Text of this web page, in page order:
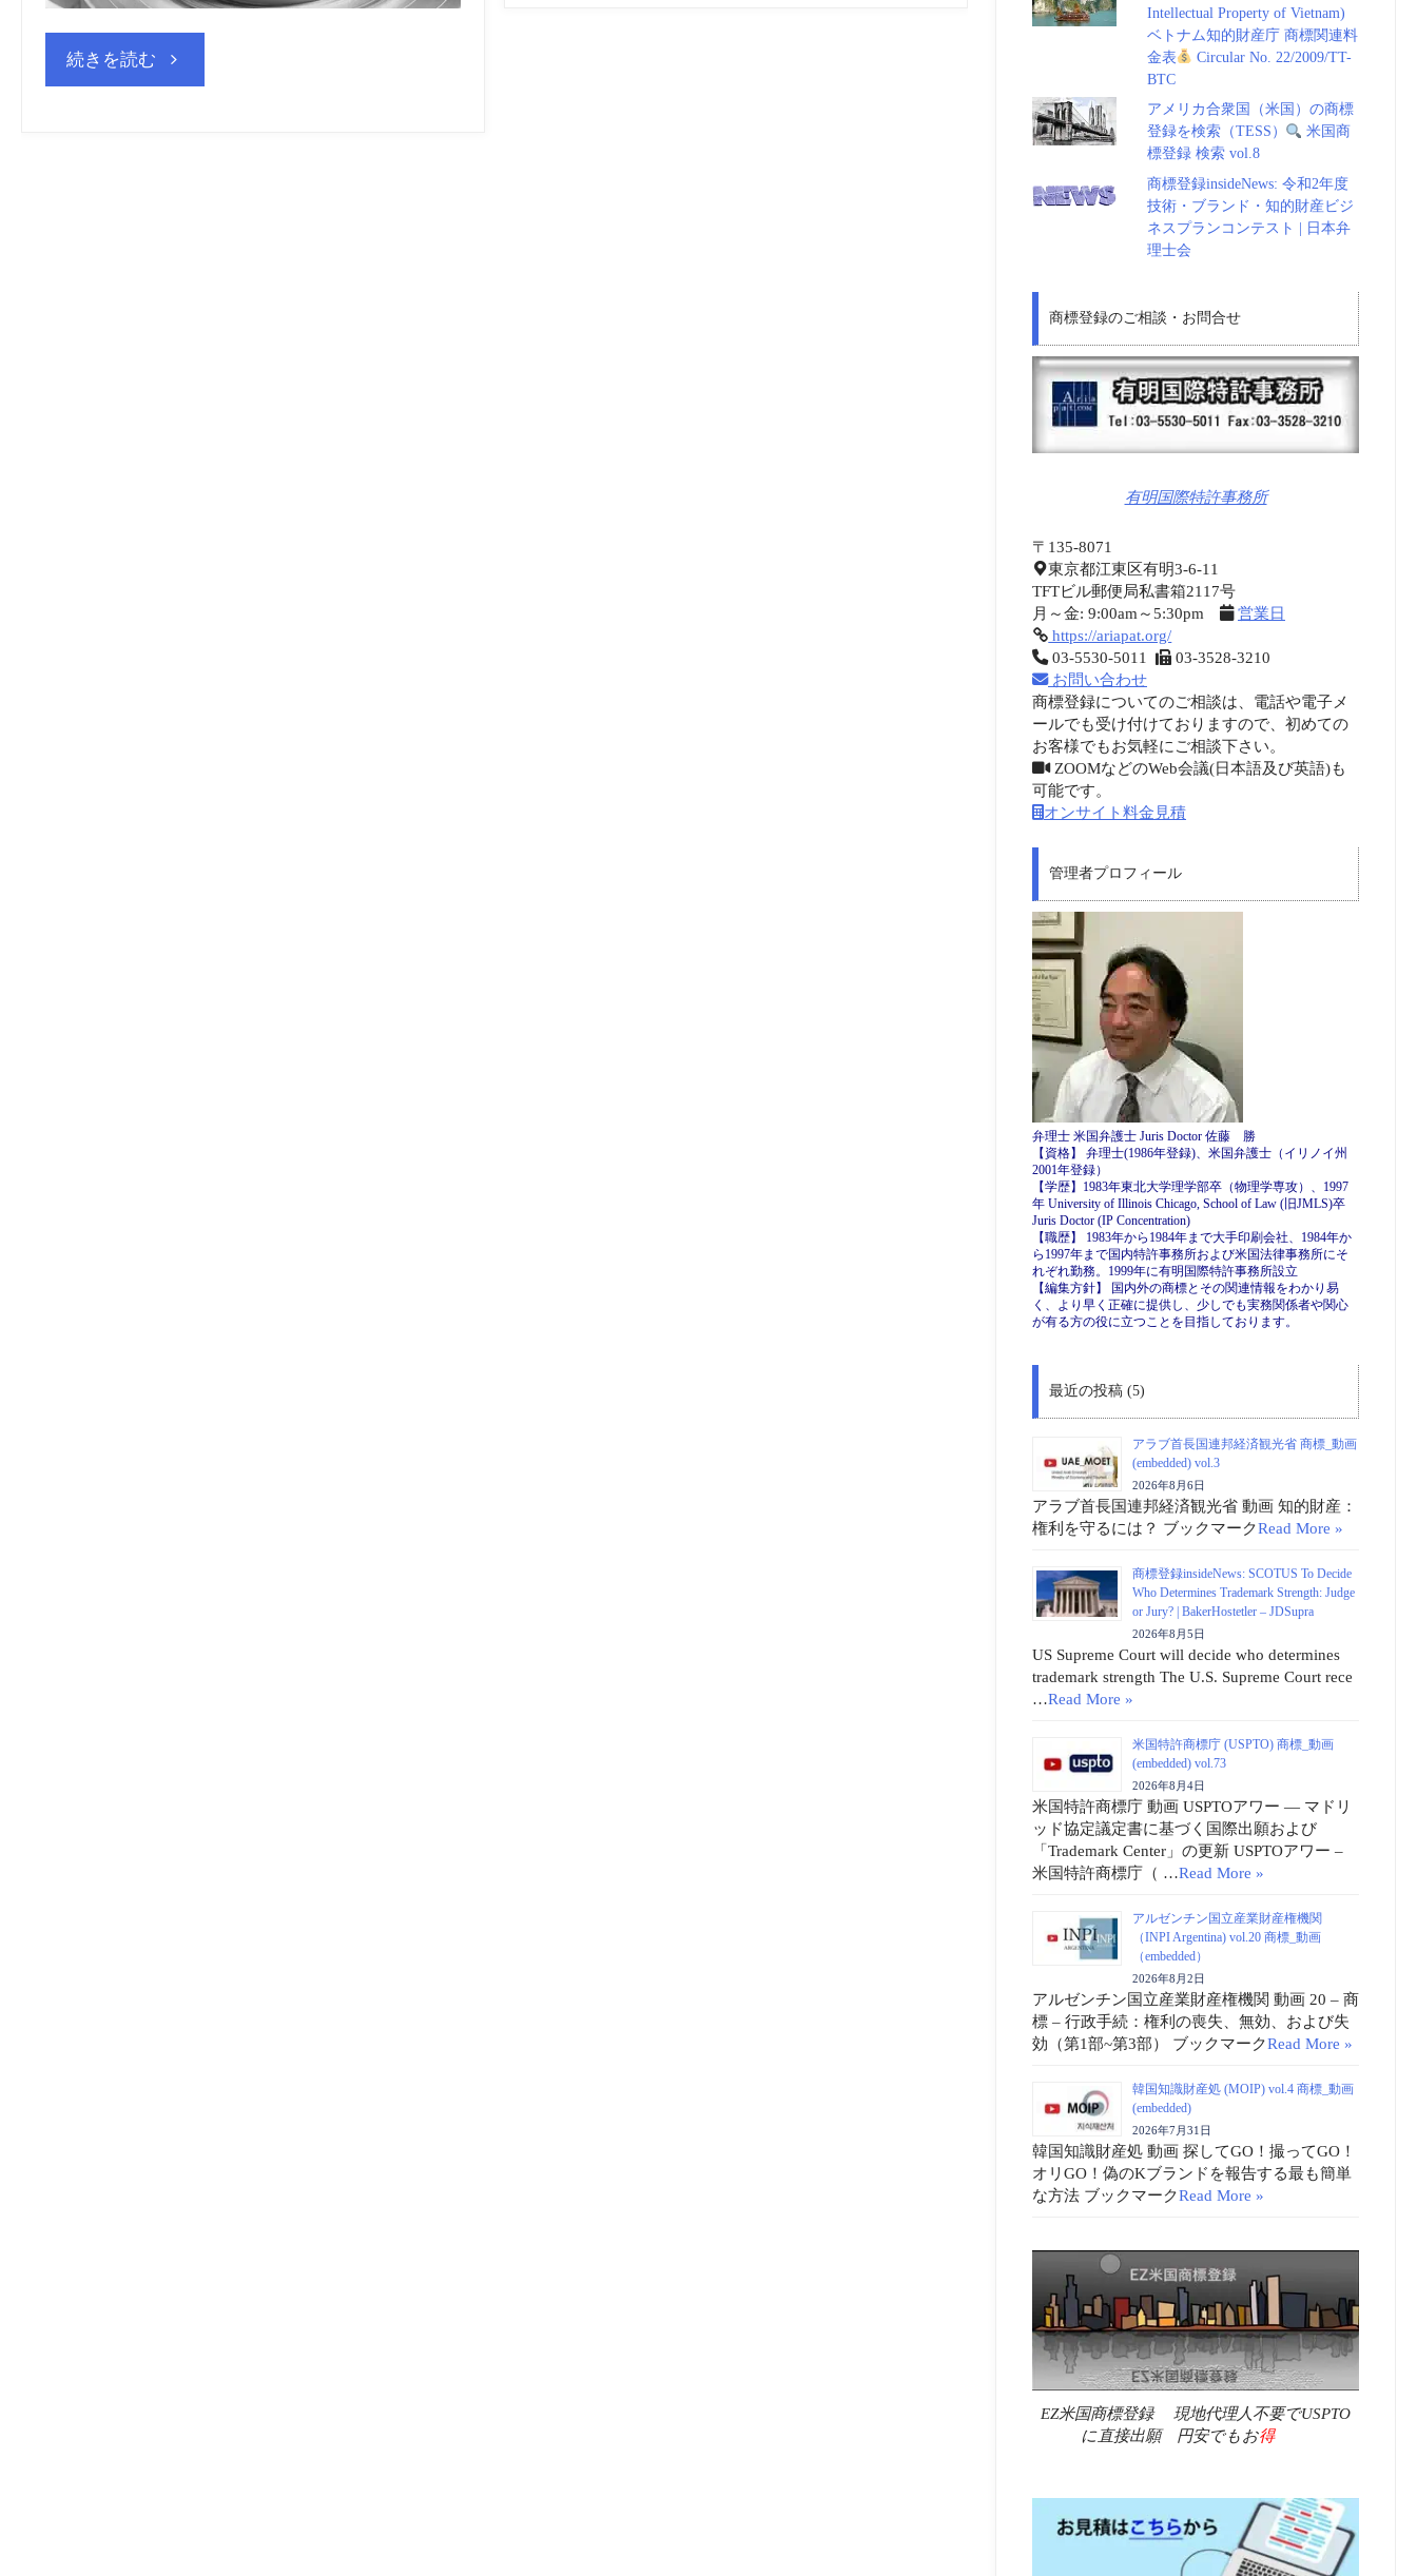
続きを読む "伝
Intellectual Property of Vietnam)
ベトナム知的財産庁 商標関連料
金表
Circular No. 22/2009/TT-
BTC
アメリカ合衆国（米国）の商標
登録を検索（TESS）
米国商
標登録 検索 vol.8
商標登録insideNews: 令和2年度
技術・ブランド・知的財産ビジ
ネスプランコンテスト | 日本弁
理士会
商標登録のご相談・お問合せ
有明国際特許事務所
〒135-8071
東京都江東区有明3-6-11
TFTビル郵便局私書箱2117号
月～金: 9:00am～5:30pm
営業日
https://ariapat.org/
03-5530-5011
03-3528-3210
お問い合わせ
商標登録についてのご相談は、電話や電子メ
ールでも受け付けておりますので、初めての
お客様でもお気軽にご相談下さい。
ZOOMなどのWeb会議(日本語及び英語)も
可能です。
オンサイト料金見積
管理者プロフィール
弁理士 米国弁護士 Juris Doctor 佐藤 勝
【資格】 弁理士(1986年登録)、米国弁護士（イリノイ州
2001年登録）
【学歴】1983年東北大学理学部卒（物理学専攻）、1997
年 University of Illinois Chicago, School of Law (旧JMLS)卒
Juris Doctor (IP Concentration)
【職歴】 1983年から1984年まで大手印刷会社、1984年か
ら1997年まで国内特許事務所および米国法律事務所にそ
れぞれ勤務。1999年に有明国際特許事務所設立
【編集方針】 国内外の商標とその関連情報をわかり易
く、より早く正確に提供し、少しでも実務関係者や関心
が有る方の役に立つことを目指しております。
最近の投稿 (5)
アラブ首長国連邦経済観光省 商標_動画
(embedded) vol.3
2026年8月6日
アラブ首長国連邦経済観光省 動画 知的財産：
権利を守るには？ ブックマークRead More »
商標登録insideNews: SCOTUS To Decide
Who Determines Trademark Strength: Judge
or Jury? | BakerHostetler – JDSupra
2026年8月5日
US Supreme Court will decide who determines
trademark strength The U.S. Supreme Court rece
…Read More »
米国特許商標庁 (USPTO) 商標_動画
(embedded) vol.73
2026年8月4日
米国特許商標庁 動画 USPTOアワー ― マドリ
ッド協定議定書に基づく国際出願および
「Trademark Center」の更新 USPTOアワー –
米国特許商標庁（ …Read More »
アルゼンチン国立産業財産権機関
（INPI Argentina) vol.20 商標_動画
（embedded）
2026年8月2日
アルゼンチン国立産業財産権機関 動画 20 – 商
標 – 行政手続：権利の喪失、無効、および失
効（第1部~第3部） ブックマークRead More »
韓国知識財産処 (MOIP) vol.4 商標_動画
(embedded)
2026年7月31日
韓国知識財産処 動画 探してGO！撮ってGO！
オリGO！偽のKブランドを報告する最も簡単
な方法 ブックマークRead More »
EZ米国商標登録 現地代理人不要でUSPTO
に直接出願 円安でもお得